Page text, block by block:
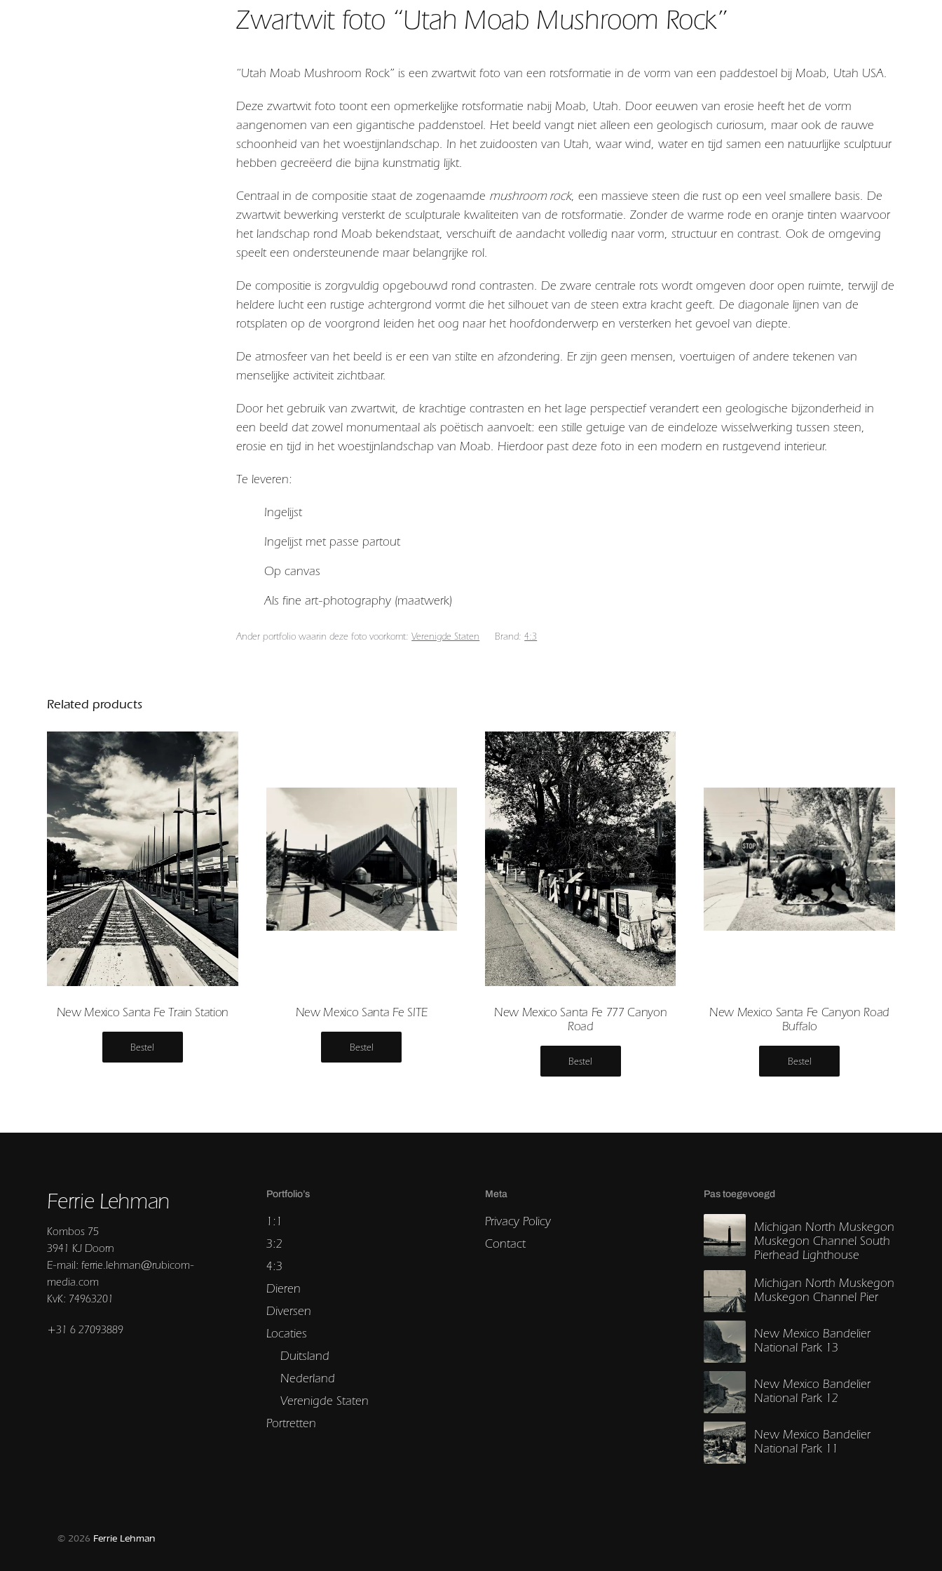
Zwartwit foto “Utah Moab Mushroom Rock”
“Utah Moab Mushroom Rock” is een zwartwit foto van een rotsformatie in de vorm van een paddestoel bij Moab, Utah USA.
Deze zwartwit foto toont een opmerkelijke rotsformatie nabij Moab, Utah. Door eeuwen van erosie heeft het de vorm
aangenomen van een gigantische paddenstoel. Het beeld vangt niet alleen een geologisch curiosum, maar ook de rauwe
schoonheid van het woestijnlandschap. In het zuidoosten van Utah, waar wind, water en tijd samen een natuurlijke sculptuur
hebben gecreëerd die bijna kunstmatig lijkt.
Centraal in de compositie staat de zogenaamde mushroom rock, een massieve steen die rust op een veel smallere basis. De
zwartwit bewerking versterkt de sculpturale kwaliteiten van de rotsformatie. Zonder de warme rode en oranje tinten waarvoor
het landschap rond Moab bekendstaat, verschuift de aandacht volledig naar vorm, structuur en contrast. Ook de omgeving
speelt een ondersteunende maar belangrijke rol.
De compositie is zorgvuldig opgebouwd rond contrasten. De zware centrale rots wordt omgeven door open ruimte, terwijl de
heldere lucht een rustige achtergrond vormt die het silhouet van de steen extra kracht geeft. De diagonale lijnen van de
rotsplaten op de voorgrond leiden het oog naar het hoofdonderwerp en versterken het gevoel van diepte.
De atmosfeer van het beeld is er een van stilte en afzondering. Er zijn geen mensen, voertuigen of andere tekenen van
menselijke activiteit zichtbaar.
Door het gebruik van zwartwit, de krachtige contrasten en het lage perspectief verandert een geologische bijzonderheid in
een beeld dat zowel monumentaal als poëtisch aanvoelt: een stille getuige van de eindeloze wisselwerking tussen steen,
erosie en tijd in het woestijnlandschap van Moab. Hierdoor past deze foto in een modern en rustgevend interieur.
Te leveren:
Ingelijst
Ingelijst met passe partout
Op canvas
Als fine art-photography (maatwerk)
Ander portfolio waarin deze foto voorkomt:Verenigde Staten Brand:4:3
Related products
New Mexico Santa Fe Train Station
Bestel
New Mexico Santa Fe SITE
Bestel
New Mexico Santa Fe 777 Canyon
Road
Bestel
New Mexico Santa Fe Canyon Road
Buffalo
Bestel
Ferrie Lehman
Kombos 75
3941 KJ Doorn
E-mail: ferrie.lehman@rubicom-
media.com
KvK: 74963201
+31 6 27093889
Portfolio’s
1:1
3:2
4:3
Dieren
Diversen
Locaties
Duitsland
Nederland
Verenigde Staten
Portretten
Meta
Privacy Policy
Contact
Pas toegevoegd
Michigan North Muskegon
Muskegon Channel South
Pierhead Lighthouse
Michigan North Muskegon
Muskegon Channel Pier
New Mexico Bandelier
National Park 13
New Mexico Bandelier
National Park 12
New Mexico Bandelier
National Park 11
© 2026 Ferrie Lehman